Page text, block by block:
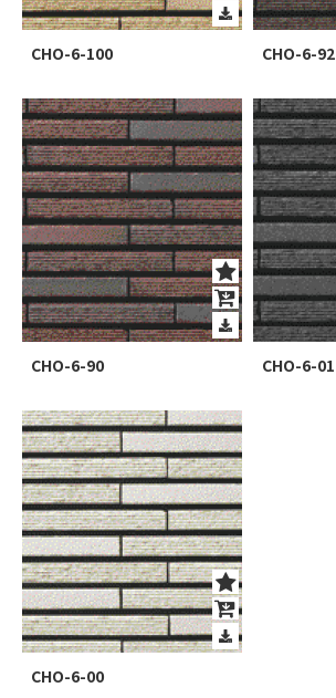
CHO-6-100 CHO-6-92
CHO-6-90 CHO-6-01
CHO-6-00